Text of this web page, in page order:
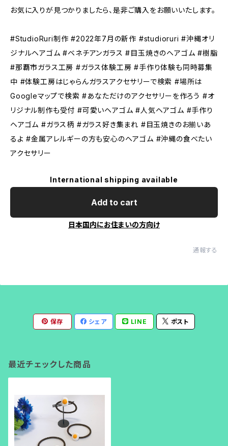
お気に入りが見つかりましたら、是非ご購入をお願いいたします。
#StudioRuri制作 #2022年7月の新作 #studioruri #沖縄オリ
ジナルヘアゴム #ベネチアンガラス #目玉焼きのヘアゴム #樹脂
#那覇市ガラス工房 #ガラス体験工房 #手作り体験も同時募集
中 #体験工房はじゃらんガラスアクセサリーで検索 #場所は
Googleマップで検索 #あなただけのアクセサリーを作ろう #オ
リジナル制作も受付 #可愛いヘアゴム #人気ヘアゴム #手作り
ヘアゴム #ガラス柄 #ガラス好き集まれ #目玉焼きのお揃いあ
るよ #金属アレルギーの方も安心のヘアゴム #沖縄の食べたい
アクセサリー
International shipping available
Add to cart
日本国内にお住まいの方向け
通報する
保存 シェア LINE ポスト
最近チェックした商品